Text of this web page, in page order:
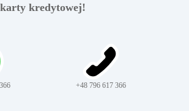
karty kredytowej!
+48 796 617 366